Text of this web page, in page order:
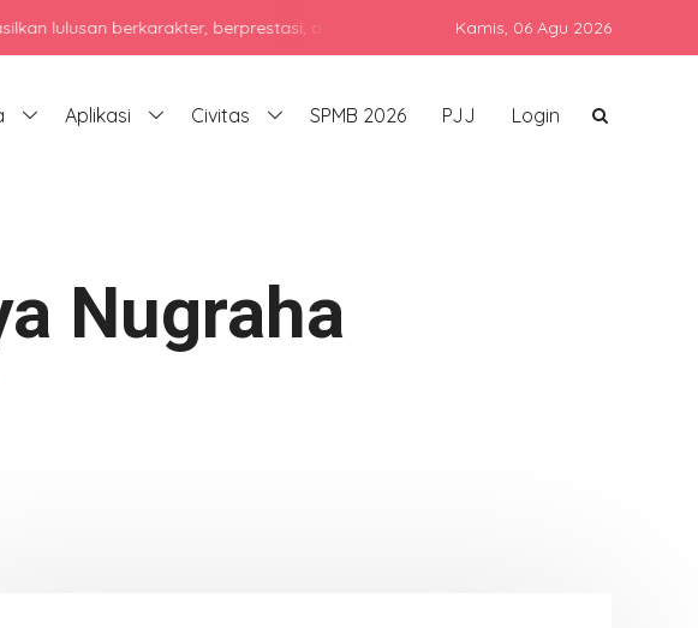
berkarakter, berprestasi, dan siap bersaing di era global dengan tetap
Kamis, 06 Agu 2026
Aplikasi Civitas SPMB 2026 PJJ Login
Nugraha